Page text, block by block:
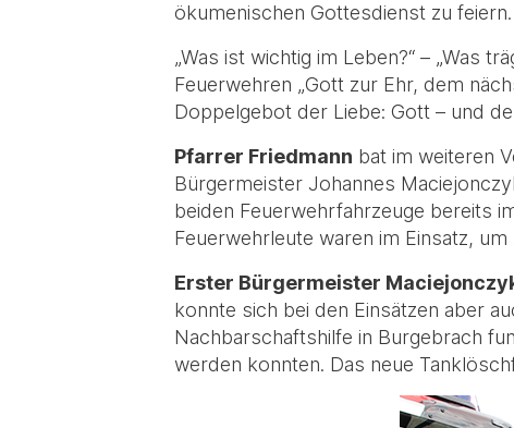
ökumenischen Gottesdienst zu feiern.
„Was ist wichtig im Leben?“ – „Was
Feuerwehren „Gott zur Ehr, dem
Doppelgebot der Liebe: Gott – und
Pfarrer Friedmann bat im weiteren
Bürgermeister Johannes
beiden Feuerwehrfahrzeuge bereits
Feuerwehrleute waren im Einsatz, um
Erster Bürgermeister
konnte sich bei den Einsätzen aber
Nachbarschaftshilfe in Burgebrach
werden konnten. Das neue